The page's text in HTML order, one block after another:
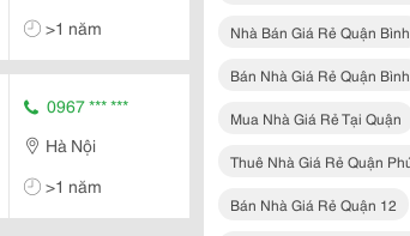
>1 năm
0967 *** ***
Hà Nội
>1 năm
Nhà Bán Giá Rẻ Quận Bình
Bán Nhà Giá Rẻ Quận Bình
Mua Nhà Giá Rẻ Tại Quận
Thuê Nhà Giá Rẻ Quận
Bán Nhà Giá Rẻ Quận 12